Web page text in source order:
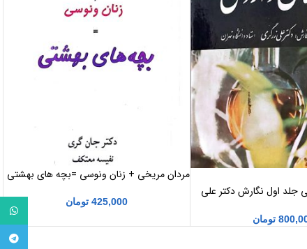
جلد اول نگارش دکتر علی
تومان
مردان مریخی + زنان ونوسی =بچه های بهشتی
425,000 تومان
تلگرام